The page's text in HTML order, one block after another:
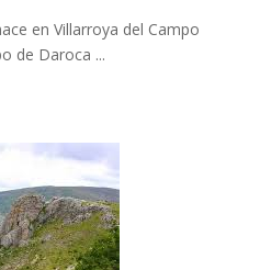
en Villarroya del Campo
de Daroca ...